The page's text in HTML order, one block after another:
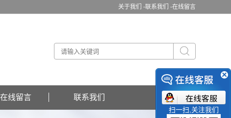
关于我们 -联系我们 -在线留言
在线留言 联系我们
扫一扫,关注我们